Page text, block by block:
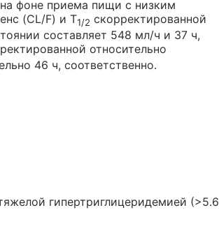
фоне приема пищи с низким
(CL/F) и T1/2 скорректированной
составляет 548 мл/ч и 37 ч,
относительно
46 ч, соответственно.
гипертриглицеридемией (>5.6